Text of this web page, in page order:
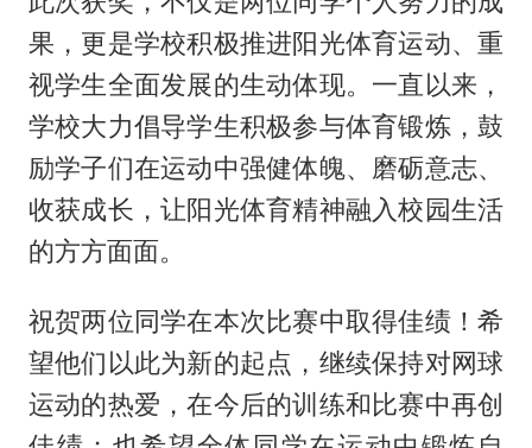
果，更是学校积极推进阳光体育运动、重
视学生全面发展的生动体现。一直以来，
学校大力倡导学生积极参与体育锻炼，鼓
励学子们在运动中强健体魄、磨砺意志、
收获成长，让阳光体育精神融入校园生活
的方方面面。
祝贺两位同学在本次比赛中取得佳绩！希
望他们以此为新的起点，继续保持对网球
运动的热爱，在今后的训练和比赛中再创